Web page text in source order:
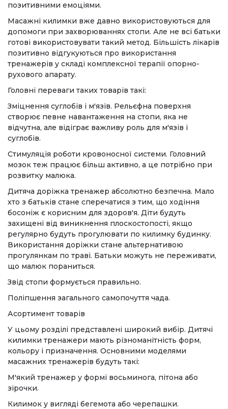
позитивними емоціями.
Масажні килимки вже давно використовуються для
допомоги при захворюваннях стопи. Але не всі батьки
готові використовувати такий метод. Більшість лікарів
позитивно відгукуються про використання
тренажерів у складі комплексної терапії опорно-
рухового апарату.
Головні переваги таких товарів такі:
Зміцнення суглобів і м'язів. Рельєфна поверхня
створює певне навантаження на стопи, яка не
відчутна, але відіграє важливу роль для м'язів і
суглобів.
Стимуляція роботи кровоносної системи. Головний
мозок теж працює більш активно, а це потрібно при
розвитку малюка.
Дитяча доріжка тренажер абсолютно безпечна. Мало
хто з батьків стане сперечатися з тим, що ходіння
босоніж є корисним для здоров'я. Діти будуть
захищені від виникнення плоскостопості, якщо
регулярно будуть прогулювати по килимку будинку.
Використання доріжки стане альтернативою
прогулянкам по траві. Батьки можуть не переживати,
що малюк пораниться.
Звід стопи формується правильно.
Поліпшення загального самопочуття чада.
Асортимент товарів
У цьому розділі представлені широкий вибір. Дитячі
килимки тренажери мають різноманітність форм,
кольору і призначення. Основними моделями
масажних тренажерів будуть такі:
М'який тренажер у формі восьминога, пітона або
зірочки.
Килимок у вигляді бегемота або черепашки.